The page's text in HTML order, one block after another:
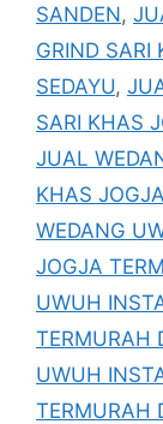
SANDEN,
GRIND SARI
SEDAYU,
SARI KHAS
JUAL
KHAS
WEDANG
JOGJA
UWUH
TERMURAH
UWUH
TERMURAH